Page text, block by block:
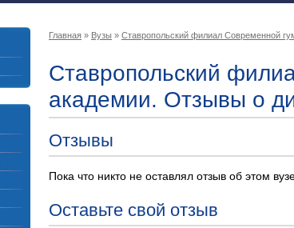
Главная » Вузы » Ставропольский филиал Современной
Ставропольский
академии. Отзывы о
Отзывы
Пока что никто не оставлял отзыв об этом
Оставьте свой отзыв